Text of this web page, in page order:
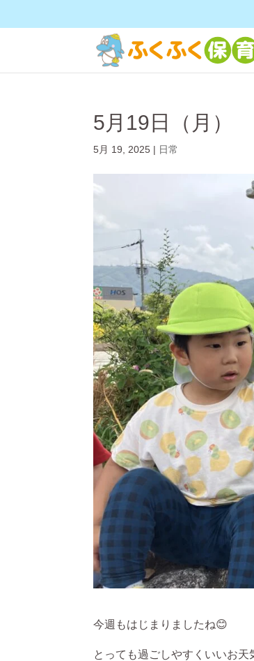
5月19日（月）
5月 19, 2025 | 日常
今週もはじまりましたね😊
とっても過ごしやすくいいお